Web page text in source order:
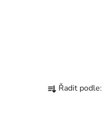
a Řadit podle: